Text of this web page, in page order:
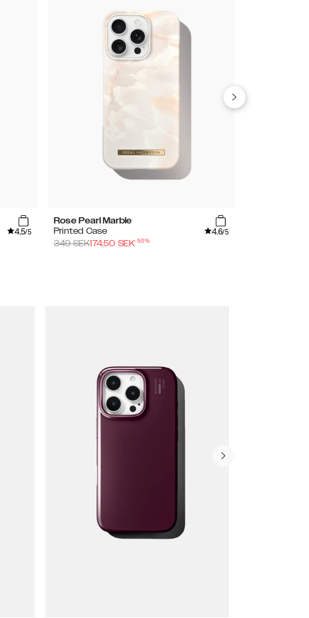
4.5/5
Rose Pearl Marble
Printed Case
4.6/5
349SEK174.50 SEK-50%